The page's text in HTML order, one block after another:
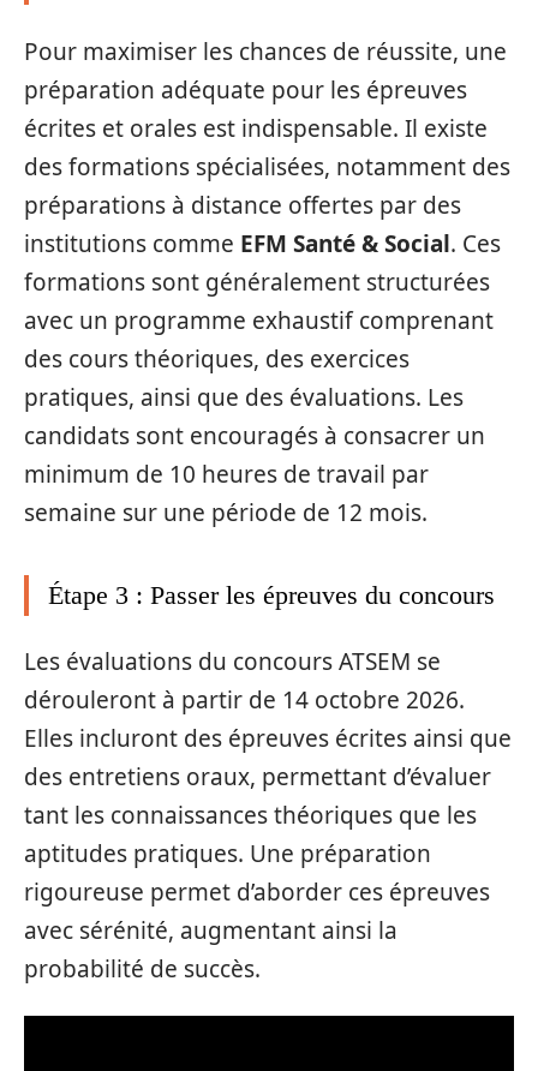
Pour maximiser les chances de réussite, une
préparation adéquate pour les épreuves
écrites et orales est indispensable. Il existe
des formations spécialisées, notamment des
préparations à distance offertes par des
institutions comme EFM Santé & Social. Ces
formations sont généralement structurées
avec un programme exhaustif comprenant
des cours théoriques, des exercices
pratiques, ainsi que des évaluations. Les
candidats sont encouragés à consacrer un
minimum de 10 heures de travail par
semaine sur une période de 12 mois.
Étape 3 : Passer les épreuves du concours
Les évaluations du concours ATSEM se
dérouleront à partir de 14 octobre 2026.
Elles incluront des épreuves écrites ainsi que
des entretiens oraux, permettant d’évaluer
tant les connaissances théoriques que les
aptitudes pratiques. Une préparation
rigoureuse permet d’aborder ces épreuves
avec sérénité, augmentant ainsi la
probabilité de succès.